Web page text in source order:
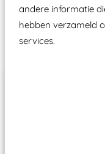
andere informatie
hebben verzameld
services.
Past er